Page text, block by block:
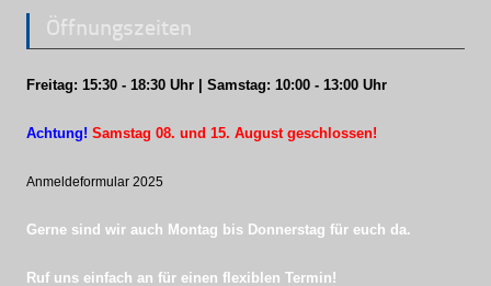
Öffnungszeiten
Freitag: 15:30 - 18:30 Uhr | Samstag: 10:00 - 13:00 Uhr
Achtung! Samstag 08. und 15. August geschlossen!
Anmeldeformular 2025
Gerne sind wir auch Montag bis Donnerstag für euch da.
Ruf uns einfach an für einen flexiblen Termin!